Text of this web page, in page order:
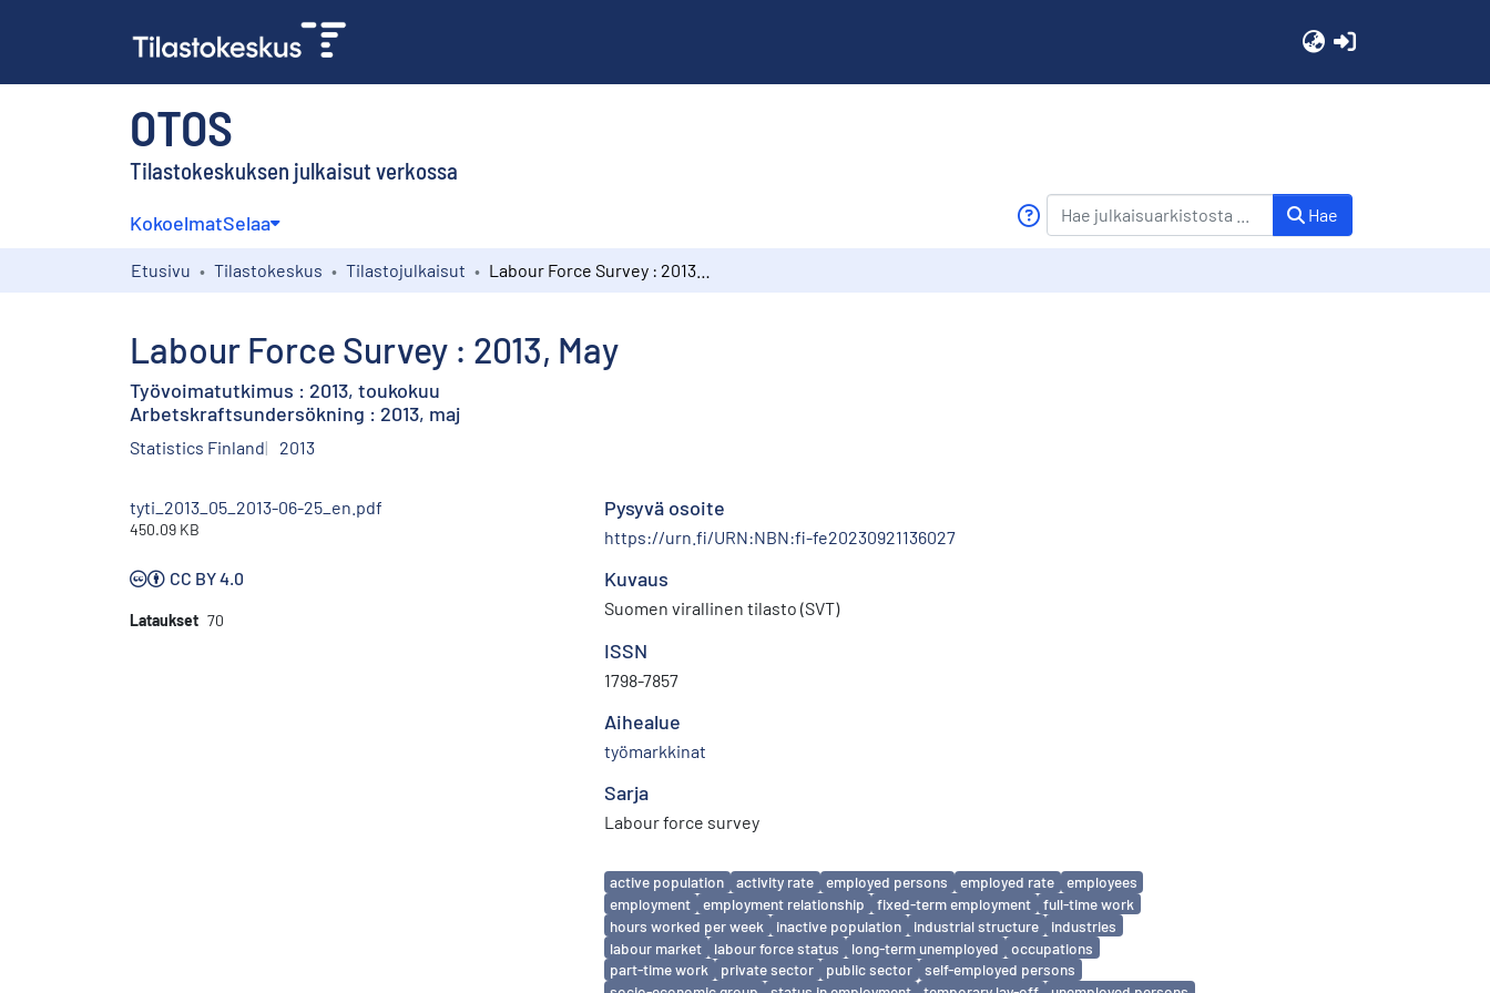
OTOS
Tilastokeskuksen julkaisut verkossa
KokoelmatSelaa Hae
Etusivu Tilastokeskus Tilastojulkaisut
Labour Force Survey : 2013, May
Työvoimatutkimus : 2013, toukokuu
Arbetskraftsundersökning : 2013, maj
Statistics Finland 2013
tyti_2013_05_2013-06-25_en.pdf
450.09 KB
CC BY 4.0
Lataukset 70
Pysyvä osoite
https://urn.fi/URN:NBN:fi-fe20230921136027
Kuvaus
Suomen virallinen tilasto (SVT)
ISSN
1798-7857
Aihealue
työmarkkinat
Sarja
Labour force survey
Avainsanat
active population activity rate employed persons employed rate
employees
employment
employment relationship fixed-term employment
full-time work
hours worked per week
inactive population industrial structure
industries
labour market
labour force status long-term unemployed
occupations
part-time work
private sector public sector
self-employed persons